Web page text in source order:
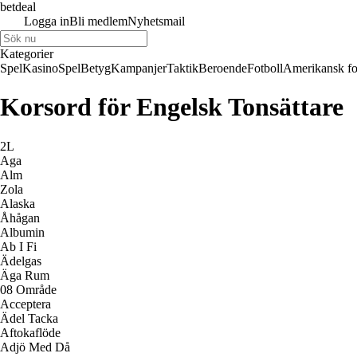
betdeal
Logga inBli medlemNyhetsmail
Kategorier
SpelKasinoSpelBetygKampanjerTaktikBeroendeFotbollAmerikansk
Korsord för Engelsk Tonsättare
2L
Aga
Alm
Zola
Alaska
Åhågan
Albumin
Ab I Fi
Ädelgas
Äga Rum
08 Område
Acceptera
Ädel Tacka
Aftokaflöde
Adjö Med Då